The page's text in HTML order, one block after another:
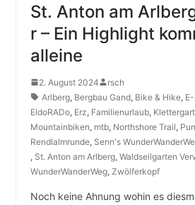
St. Anton am
r – Ein Highlight
alleine
2. August 2024
rsch
Arlberg, Bergbau Gand, Bike & Hike,
EldoRADo, Erz, Familienurlaub,
Mountainbiken, mtb, Northshore Trail,
Rendlalmrunde, Senn's
, St. Anton am Arlberg, Waldseilgarten
WunderWanderWeg, Zwölferkopf
Noch keine Ahnung wohin es